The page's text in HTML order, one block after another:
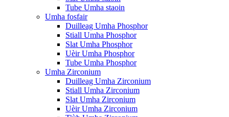
Tube Umha staoin
Umha fosfair
Duilleag Umha Phosphor
Stiall Umha Phosphor
Slat Umha Phosphor
Uèir Umha Phosphor
Tube Umha Phosphor
Umha Zirconium
Duilleag Umha Zirconium
Stiall Umha Zirconium
Slat Umha Zirconium
Uèir Umha Zirconium